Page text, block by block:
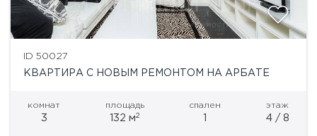
ID 50027
КВАРТИРА С НОВЫМ РЕМОНТОМ НА АРБАТЕ
комнат
3
площадь
132 м2
спален
1
этаж
4 / 8